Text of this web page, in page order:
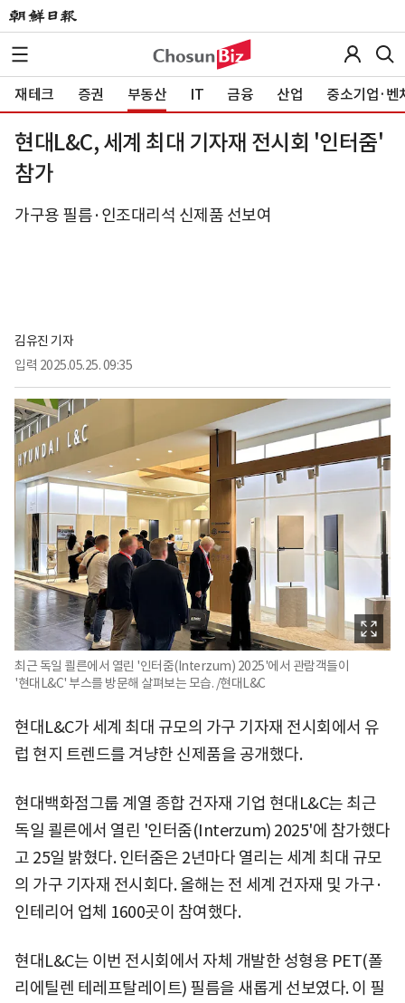
재테크 증권 부동산 IT 금융 산업 중소기업·벤
현대L&C, 세계 최대 기자재 전시회 '인터줌'
참가
가구용 필름·인조대리석 신제품 선보여
김유진 기자
입력 2025.05.25. 09:35
최근 독일 쾰른에서 열린 '인터줌(Interzum) 2025'에서 관람객들이
'현대L&C' 부스를 방문해 살펴보는 모습. /현대L&C
현대L&C가 세계 최대 규모의 가구 기자재 전시회에서 유
럽 현지 트렌드를 겨냥한 신제품을 공개했다.
현대백화점그룹 계열 종합 건자재 기업 현대L&C는 최근
독일 쾰른에서 열린 '인터줌(Interzum) 2025'에 참가했다
고 25일 밝혔다. 인터줌은 2년마다 열리는 세계 최대 규모
의 가구 기자재 전시회다. 올해는 전 세계 건자재 및 가구·
인테리어 업체 1600곳이 참여했다.
현대L&C는 이번 전시회에서 자체 개발한 성형용 PET(폴
리에틸렌 테레프탈레이트) 필름을 새롭게 선보였다. 이 필